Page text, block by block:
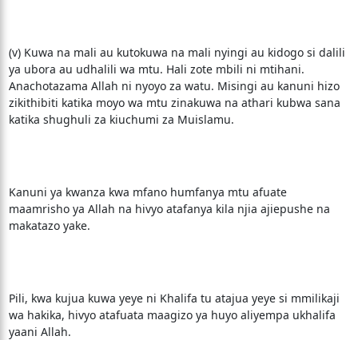
(v) Kuwa na mali au kutokuwa na mali nyingi au kidogo si dalili
ya ubora au udhalili wa mtu. Hali zote mbili ni mtihani.
Anachotazama Allah ni nyoyo za watu. Misingi au kanuni hizo
zikithibiti katika moyo wa mtu zinakuwa na athari kubwa sana
katika shughuli za kiuchumi za Muislamu.
Kanuni ya kwanza kwa mfano humfanya mtu afuate
maamrisho ya Allah na hivyo atafanya kila njia ajiepushe na
makatazo yake.
Pili, kwa kujua kuwa yeye ni Khalifa tu atajua yeye si mmilikaji
wa hakika, hivyo atafuata maagizo ya huyo aliyempa ukhalifa
yaani Allah.